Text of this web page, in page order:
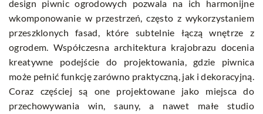
design piwnic ogrodowych pozwala na ich harmonijne
wkomponowanie w przestrzeń, często z wykorzystaniem
przeszklonych fasad, które subtelnie łączą wnętrze z
ogrodem. Współczesna architektura krajobrazu docenia
kreatywne podejście do projektowania, gdzie piwnica
może pełnić funkcję zarówno praktyczną, jak i dekoracyjną.
Coraz częściej są one projektowane jako miejsca do
przechowywania win, sauny, a nawet małe studio